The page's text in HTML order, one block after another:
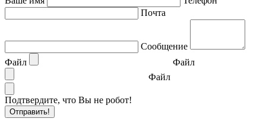
Почта
Сообщение
Файл
Файл
Файл
Подтвердите, что Вы не робот!